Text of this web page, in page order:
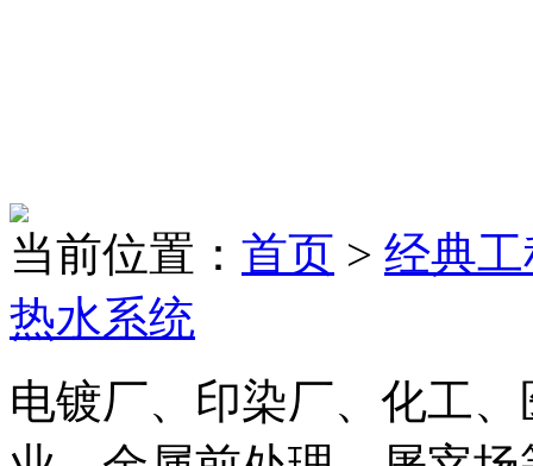
当前位置： 首页 > 经典
热水系统
电镀厂、印染厂、化工